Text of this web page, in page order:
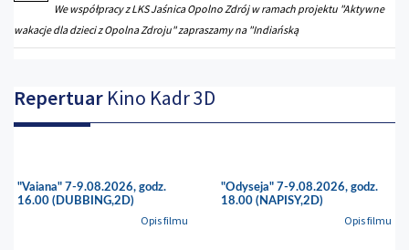
We współpracy z LKS Jaśnica Opolno Zdrój w ramach projektu "Aktywne
wakacje dla dzieci z Opolna Zdroju" zapraszamy na "Indiańską
Repertuar Kino Kadr 3D
"Vaiana" 7-9.08.2026, godz.
16.00 (DUBBING,2D)
Opis filmu
"Odyseja" 7-9.08.2026, godz.
18.00 (NAPISY,2D)
Opis filmu